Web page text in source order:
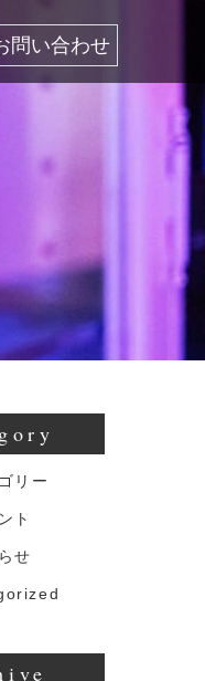
問い合わせ
リー
ト
せ